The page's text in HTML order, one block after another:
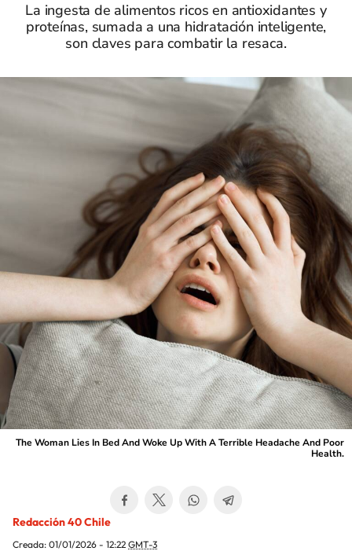
La ingesta de alimentos ricos en antioxidantes y
proteínas, sumada a una hidratación inteligente,
son claves para combatir la resaca.
The Woman Lies In Bed And Woke Up With A Terrible Headache And Poor
Health.
Redacción 40 Chile
Creada: 01/01/2026 - 12:22 GMT-3